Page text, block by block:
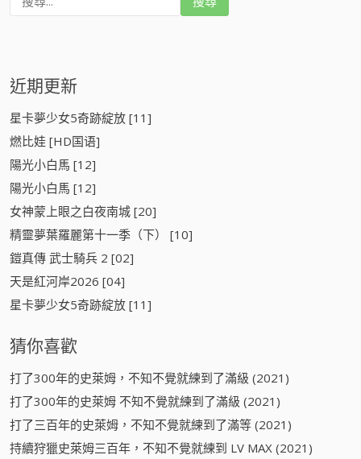
近期更新
星卡夢少女5奇跡綻放 [11]
燃比娃 [HD国语]
陽光小白馬 [12]
陽光小白馬 [12]
女神蒙上眼之白夜南城 [20]
精靈夢葉羅麗第十一季（下） [10]
鎧真傳 武士騎兵 2 [02]
天是紅河岸2026 [04]
星卡夢少女5奇跡綻放 [11]
猜你喜歡
打了300年的史萊姆，不知不覺就練到了滿級 (2021)
打了300年的史萊姆 不知不覺就練到了滿級 (2021)
打了三百年的史萊姆，不知不覺就練到了滿等 (2021)
持續狩獵史萊姆三百年，不知不覺就練到 LV MAX (2021)